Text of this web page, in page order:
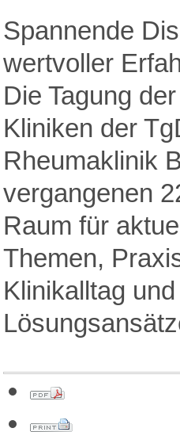
Spannende
wertvoller
Die Tagung
Kliniken der
Rheumaklinik
vergangenen
Raum für
Themen,
Klinikalltag